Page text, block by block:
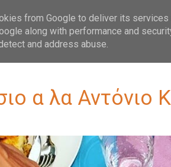
FOLLOW
α λα Αντόνιο
from Google to deliver its services
along with performance and
and address abuse.